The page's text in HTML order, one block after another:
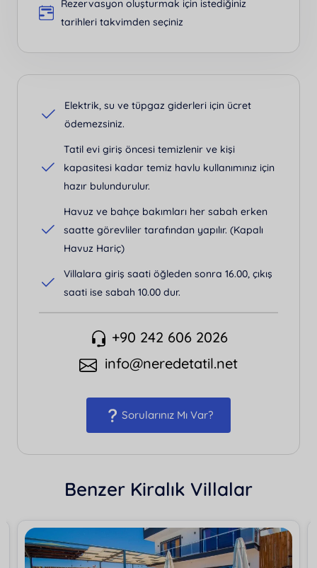
Rezervasyon oluşturmak için istediğiniz
tarihleri takvimden seçiniz
Elektrik, su ve tüpgaz giderleri için ücret
ödemezsiniz.
Tatil evi giriş öncesi temizlenir ve kişi
kapasitesi kadar temiz havlu kullanımınız için
hazır bulundurulur.
Havuz ve bahçe bakımları her sabah erken
saatte görevliler tarafından yapılır. (Kapalı
Havuz Hariç)
Villalara giriş saati öğleden sonra 16.00, çıkış
saati ise sabah 10.00 dur.
+90 242 606 2026
info@neredetatil.net
Sorularınız Mı Var?
Benzer Kiralık Villalar